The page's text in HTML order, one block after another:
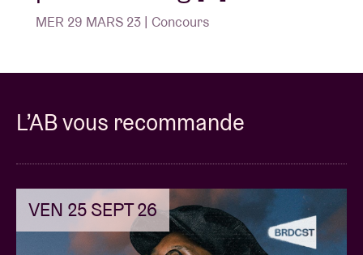
MER 29 MARS 23 | Concours
L’AB vous recommande
VEN 25 SEPT 26